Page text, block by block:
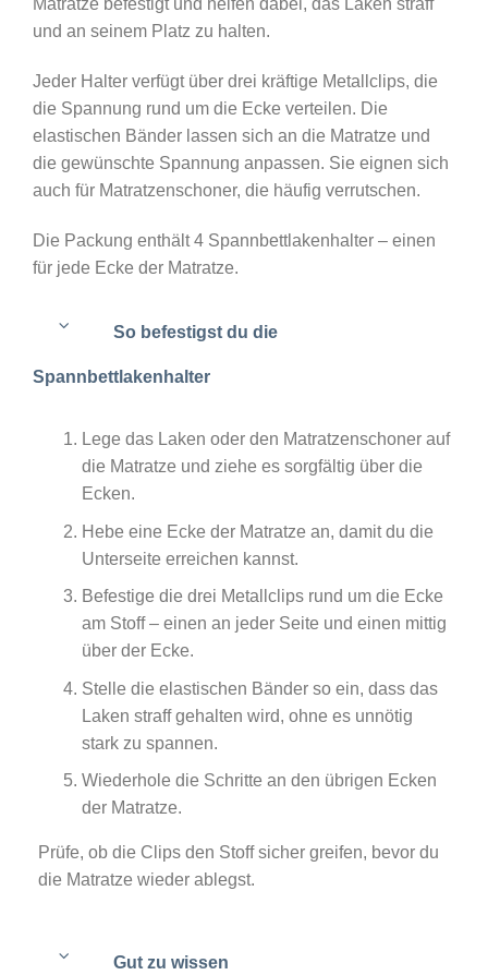
Matratze befestigt und helfen dabei, das Laken straff
und an seinem Platz zu halten.
Jeder Halter verfügt über drei kräftige Metallclips, die
die Spannung rund um die Ecke verteilen. Die
elastischen Bänder lassen sich an die Matratze und
die gewünschte Spannung anpassen. Sie eignen sich
auch für Matratzenschoner, die häufig verrutschen.
Die Packung enthält 4 Spannbettlakenhalter – einen
für jede Ecke der Matratze.
So befestigst du die
Spannbettlakenhalter
Lege das Laken oder den Matratzenschoner auf
die Matratze und ziehe es sorgfältig über die
Ecken.
Hebe eine Ecke der Matratze an, damit du die
Unterseite erreichen kannst.
Befestige die drei Metallclips rund um die Ecke
am Stoff – einen an jeder Seite und einen mittig
über der Ecke.
Stelle die elastischen Bänder so ein, dass das
Laken straff gehalten wird, ohne es unnötig
stark zu spannen.
Wiederhole die Schritte an den übrigen Ecken
der Matratze.
Prüfe, ob die Clips den Stoff sicher greifen, bevor du
die Matratze wieder ablegst.
Gut zu wissen